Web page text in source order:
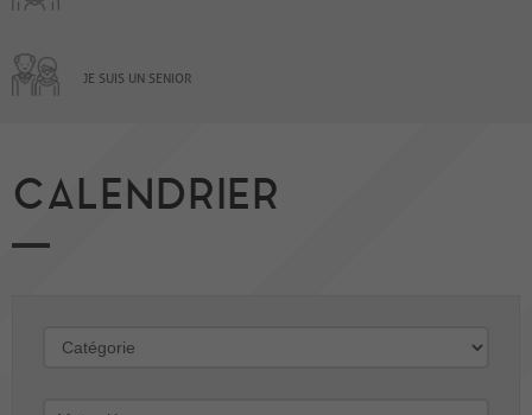
JE SUIS UN SENIOR
CALENDRIER